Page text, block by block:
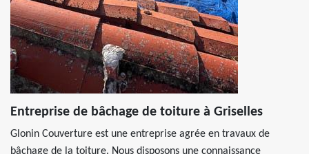
Entreprise de bâchage de toiture à Griselles
Glonin Couverture est une entreprise agrée en travaux de
bâchage de la toiture. Nous disposons une connaissance